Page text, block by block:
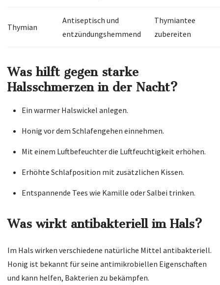
Thymian
Antiseptisch und
entzündungshemmend
Thymiantee
zubereiten
Was hilft gegen starke
Halsschmerzen in der Nacht?
Ein warmer Halswickel anlegen.
Honig vor dem Schlafengehen einnehmen.
Mit einem Luftbefeuchter die Luftfeuchtigkeit erhöhen.
Erhöhte Schlafposition mit zusätzlichen Kissen.
Entspannende Tees wie Kamille oder Salbei trinken.
Was wirkt antibakteriell im Hals?
Im Hals wirken verschiedene natürliche Mittel antibakteriell.
Honig ist bekannt für seine antimikrobiellen Eigenschaften
und kann helfen, Bakterien zu bekämpfen.